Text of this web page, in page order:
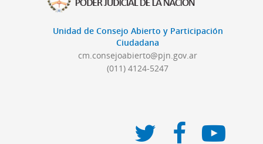
Unidad de Consejo Abierto y Participación
Ciudadana
cm.consejoabierto@pjn.gov.ar
(011) 4124-5247